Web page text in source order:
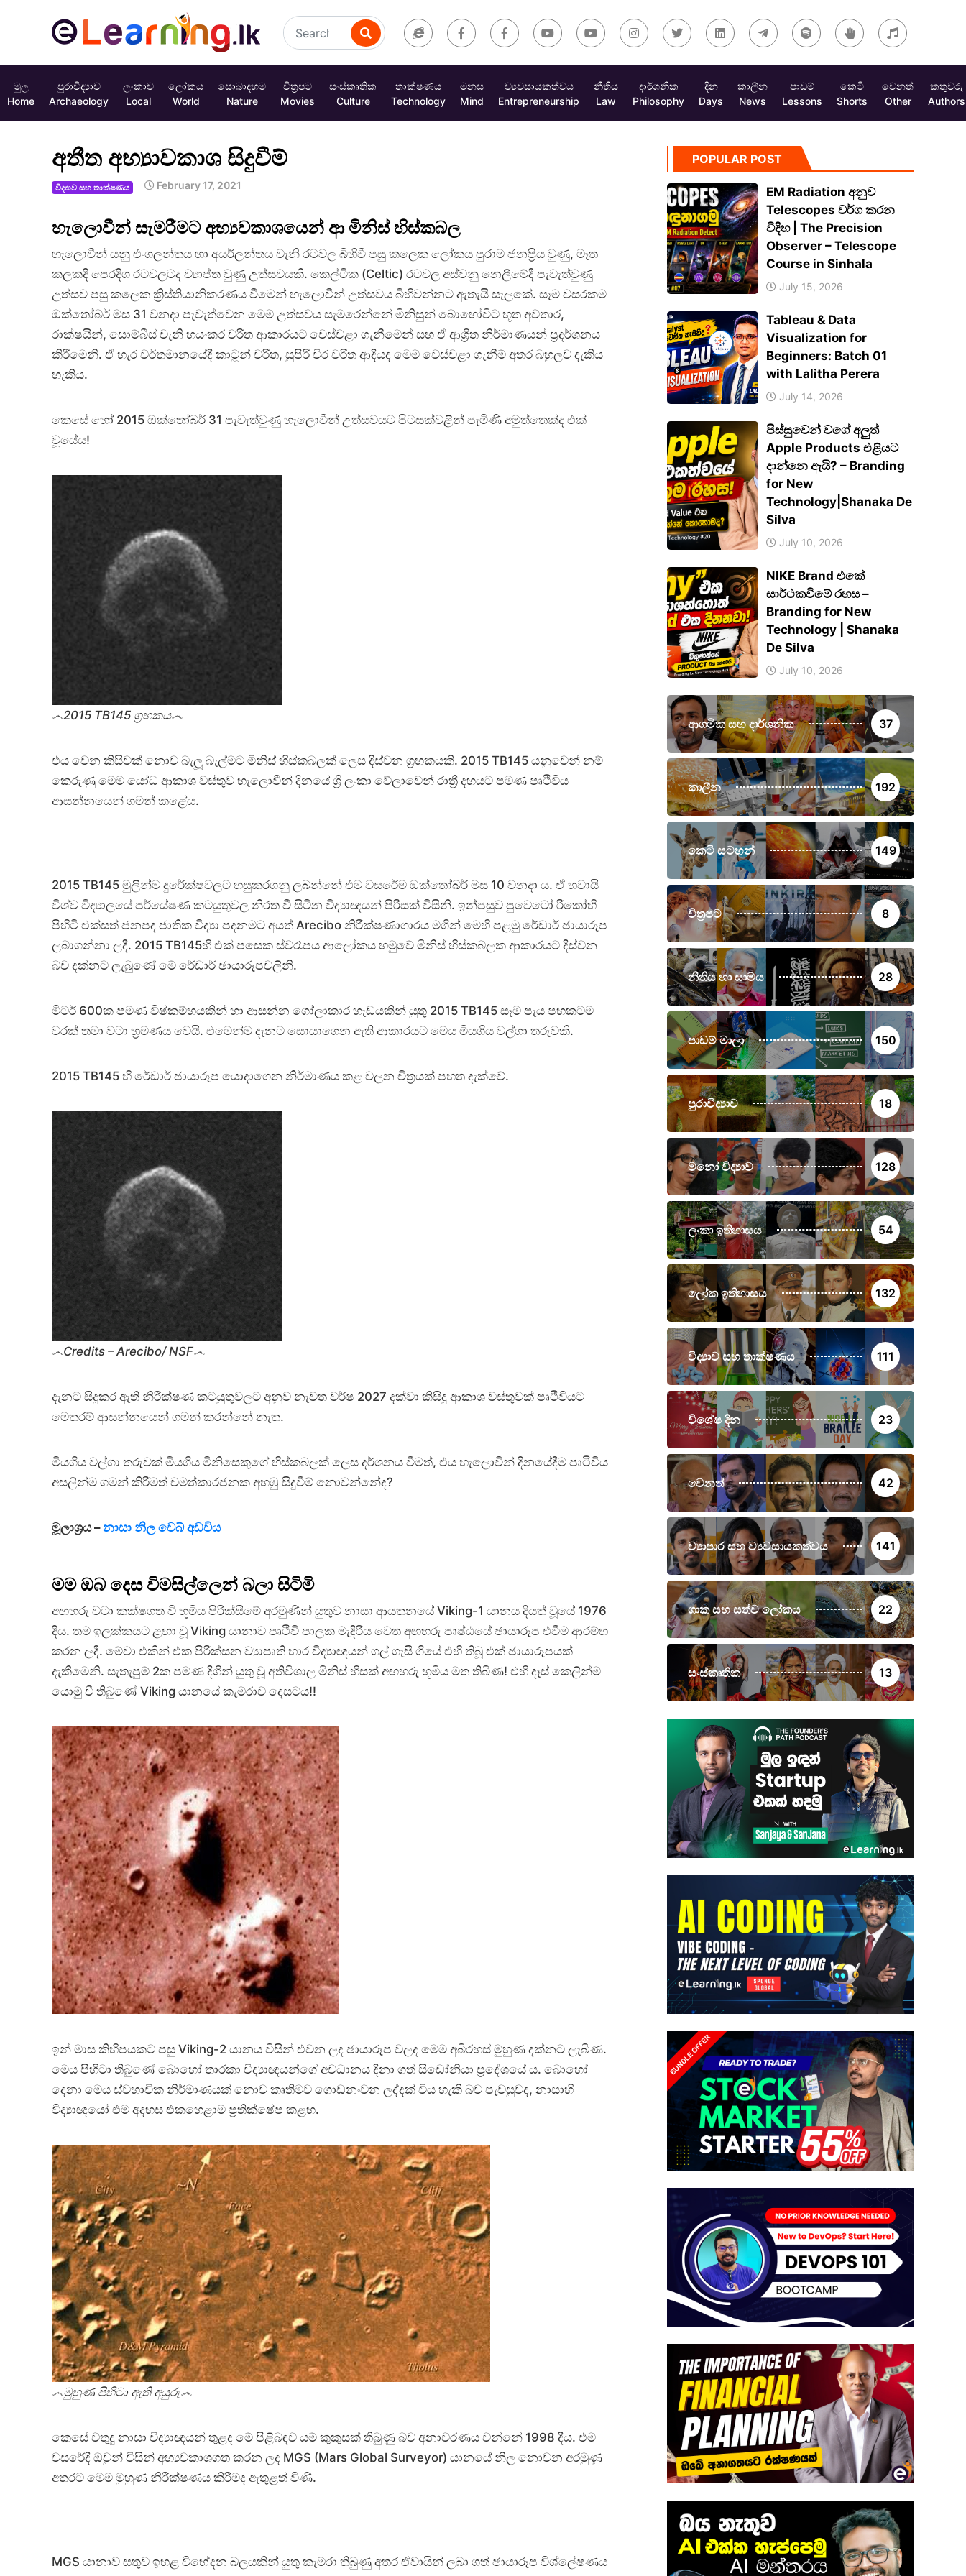
මුල
Home
පුරාවිද්‍යාව
Archaeology
ලංකාව
Local
ලෝකය
World
සොබාදහම
Nature
චිත්‍රපට
Movies
සංස්කෘතික
Culture
තාක්ෂණය
Technology
මනස
Mind
ව්‍යවසායකත්වය
Entrepreneurship
නීතිය
Law
දාර්ශනික
Philosophy
දින
Days
කාලීන
News
පාඩම්
Lessons
කෙටි
Shorts
වෙනත්
Other
කතුවරු
Authors
අතීත අභ්‍යාවකාශ සිදුවීම්
විද්‍යාව සහ තාක්ෂණය February 17, 2021
හැලොවීන් සැමරීමට අභ්‍යවකාශයෙන් ආ මිනිස් හිස්කබල
හැලොවීන් යනු එංගලන්තය හා අයර්ලන්තය වැනි රටවල බිහිවී පසු කලෙක ලෝකය පුරාම ජනප්‍රිය වුණු, මෑත
කලකදී පෙරදිග රටවලටද ව්‍යාප්ත වුණු උත්සවයකි. කෙල්ටික (Celtic) රටවල අස්වනු නෙලීමේදී පැවැත්වුණු
උත්සව පසු කලෙක ක්‍රිස්තියානිකරණය වීමෙන් හැලොවීන් උත්සවය බිහිවන්නට ඇතැයි සැලකේ. සෑම වසරකම
ඔක්තෝබර් මස 31 වනදා පැවැත්වෙන මෙම උත්සවය සැමරෙන්නේ මිනිසුන් බොහෝවිට භූත අවතාර,
රාක්ෂයින්, සොම්බීස් වැනි භයංකර චරිත ආකාරයට වෙස්වළා ගැනීමෙන් සහ ඒ ආශ්‍රිත නිර්මාණයන් ප්‍රදර්ශනය
කිරීමෙනි. ඒ හැර වර්තමානයේදී කාටූන් චරිත, සුපිරි වීර චරිත ආදියද මෙම වෙස්වළා ගැනීම් අතර බහුලව දැකිය
හැකිය.
කෙසේ හෝ 2015 ඔක්තෝබර් 31 පැවැත්වුණු හැලොවීන් උත්සවයට පිටසක්වළින් පැමිණි අමුත්තෙක්ද එක්
වූයේය!
෴2015 TB145 ග්‍රහකය෴
එය වෙන කිසිවක් නොව බැලූ බැල්මට මිනිස් හිස්කබලක් ලෙස දිස්වන ග්‍රහකයකි. 2015 TB145 යනුවෙන් නම්
කෙරුණු මෙම යෝධ ආකාශ වස්තුව හැලොවීන් දිනයේ ශ්‍රී ලංකා වේලාවෙන් රාත්‍රී දහයට පමණ පෘථිවිය
ආසන්නයෙන් ගමන් කළේය.
2015 TB145 මුලින්ම දුරේක්ෂවලට හසුකරගනු ලබන්නේ එම වසරේම ඔක්තෝබර් මස 10 වනදා ය. ඒ හවායි
විශ්ව විද්‍යාලයේ පර්යේෂණ කටයුතුවල නිරත වී සිටින විද්‍යාඥයන් පිරිසක් විසිනි. ඉන්පසුව පුවෙටෝ රිකෝහි
පිහිටි එක්සත් ජනපද ජාතික විද්‍යා පදනමට අයත් Arecibo නිරීක්ෂණාගාරය මගින් මෙහි පළමු රේඩාර් ඡායාරූප
ලබාගන්නා ලදී. 2015 TB145හි එක් පසෙක ස්වරෑපය ආලෝකය හමුවේ මිනිස් හිස්කබලක ආකාරයට දිස්වන
බව දක්නට ලැබුණේ මේ රේඩාර් ඡායාරූපවලිනි.
මීටර් 600ක පමණ විෂ්කම්භයකින් හා ආසන්න ගෝලාකාර හැඩයකින් යුතු 2015 TB145 සෑම පැය පහකටම
වරක් තමා වටා භ්‍රමණය වෙයි. එමෙන්ම දැනට සොයාගෙන ඇති ආකාරයට මෙය මියගිය වල්ගා තරුවකි.
2015 TB145 හි රේඩාර් ඡායාරූප යොදාගෙන නිර්මාණය කළ චලන චිත්‍රයක් පහත දැක්වේ.
෴Credits – Arecibo/ NSF෴
දැනට සිදුකර ඇති නිරීක්ෂණ කටයුතුවලට අනුව නැවත වර්ෂ 2027 දක්වා කිසිදු ආකාශ වස්තුවක් පෘථිවියට
මෙතරම් ආසන්නයෙන් ගමන් කරන්නේ නැත.
මියගිය වල්ගා තරුවක් මියගිය මිනිසෙකුගේ හිස්කබලක් ලෙස දර්ශනය වීමත්, එය හැලොවීන් දිනයේදීම පෘථිවිය
අසලින්ම ගමන් කිරීමත් චමත්කාරජනක අහඹු සිදුවීම් නොවන්නේද?
මූලාශ්‍රය –නාසා නිල වෙබ් අඩවිය
මම ඔබ දෙස විමසිල්ලෙන් බලා සිටිමි
අඟහරු වටා කක්ෂගත වී භූමිය පිරික්සීමේ අරමුණින් යුතුව නාසා ආයතනයේ Viking-1 යානය දියත් වූයේ 1976
දීය. තම ඉලක්කයට ළඟා වූ Viking යානාව පෘථිවි පාලක මැදිරිය වෙත අඟහරු පෘෂ්ඨයේ ඡායාරූප එවීම ආරම්භ
කරන ලදී. මේවා එකින් එක පිරික්සන ව්‍යාපෘති භාර විද්‍යාඥයන් ගල් ගැසී ගියේ එහි තිබූ එක් ඡායාරූපයක්
දැකීමෙනි. සැතැපුම් 2ක පමණ දිගින් යුතු වූ අතිවිශාල මිනිස් හිසක් අඟහරු භූමිය මත තිබිණ! එහි දෑස් කෙලින්ම
යොමු වී තිබුණේ Viking යානයේ කැමරාව දෙසටය!!
ඉන් මාස කිහිපයකට පසු Viking-2 යානය විසින් එවන ලද ඡායාරූප වලද මෙම අබිරහස් මුහුණ දක්නට ලැබිණ.
මෙය පිහිටා තිබුණේ බොහෝ තාරකා විද්‍යාඥයන්ගේ අවධානය දිනා ගත් සිඩෝනියා ප්‍රදේශයේ ය. බොහෝ
දෙනා මෙය ස්වභාවික නිර්මාණයක් නොව කෘතිමව ගොඩනංවන ලද්දක් විය හැකි බව පැවසුවද, නාසාහි
විද්‍යාඥයෝ එම අදහස එකහෙළාම ප්‍රතික්ෂේප කළහ.
෴මුහුණ පිහිටා ඇති අයුරු෴
කෙසේ වතුදු නාසා විද්‍යාඥයන් තුළද මේ පිළිබඳව යම් කුකුසක් තිබුණු බව අනාවරණය වන්නේ 1998 දීය. එම
වසරේදී ඔවුන් විසින් අභ්‍යවකාශගත කරන ලද MGS (Mars Global Surveyor) යානයේ නිල නොවන අරමුණු
අතරට මෙම මුහුණ නිරීක්ෂණය කිරීමද ඇතුළත් විණි.
MGS යානාව සතුව ඉහළ විභේදන බලයකින් යුතු කැමරා තිබුණු අතර ඒවායින් ලබා ගත් ඡායාරූප විශ්ලේෂණය
POPULAR POST
EM Radiation අනුව
Telescopes වර්ග කරන
විදිහ | The Precision
Observer – Telescope
Course in Sinhala
July 15, 2026
Tableau & Data
Visualization for
Beginners: Batch 01
with Lalitha Perera
July 14, 2026
පිස්සුවෙන් වගේ අලුත්
Apple Products එළියට
දාන්නෙ ඇයි? – Branding
for New
Technology|Shanaka De
Silva
July 10, 2026
NIKE Brand එකේ
සාර්ථකවීමේ රහස –
Branding for New
Technology | Shanaka
De Silva
July 10, 2026
ආගමික සහ දාර්ශනික 37
කාලීන 192
කෙටි සටහන් 149
චිත්‍රපට 8
නීතිය හා සාමය 28
පාඩම් මාලා 150
පුරාවිද්‍යාව 18
මනෝ විද්‍යාව 128
ලංකා ඉතිහාසය 54
ලෝක ඉතිහාසය 132
විද්‍යාව සහ තාක්ෂණය 111
විශේෂ දින 23
වෙනත් 42
ව්‍යාපාර සහ ව්‍යවසායකත්වය 141
ශාක සහ සත්ව ලෝකය 22
සංස්කෘතික 13